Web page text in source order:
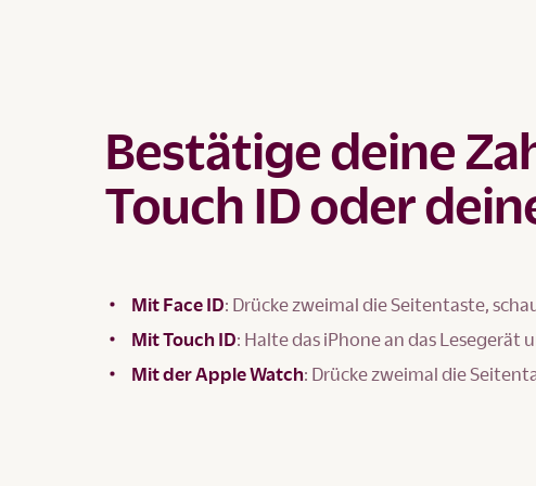
Bestätige deine
Touch ID oder
Mit Face ID: Drücke zweimal die Seitentaste,
Mit Touch ID: Halte das iPhone an das Lesegerät
Mit der Apple Watch: Drücke zweimal die